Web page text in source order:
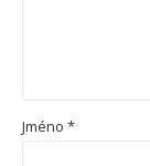
Jméno *